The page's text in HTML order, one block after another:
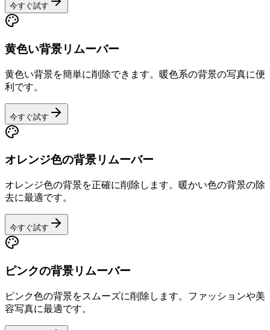
今すぐ試す
黄色い背景リムーバー
黄色い背景を簡単に削除できます。暖色系の背景の写真に便
利です。
今すぐ試す
オレンジ色の背景リムーバー
オレンジ色の背景を正確に削除します。暖かい色の背景の除
去に最適です。
今すぐ試す
ピンクの背景リムーバー
ピンク色の背景をスムーズに削除します。ファッションや美
容写真に最適です。